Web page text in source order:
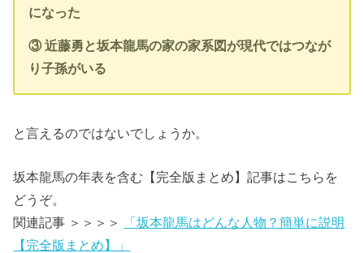
になった
③ 近藤勇と坂本龍馬の家の家系図が現代ではつなが
り子孫がいる
と言えるのではないでしょうか。
坂本龍馬の年表を含む【完全版まとめ】記事はこちらを
どうぞ。
関連記事 ＞＞＞＞
「坂本龍馬はどんな人物？簡単に説明
【完全版まとめ】」